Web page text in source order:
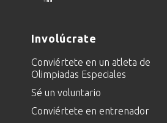
Involúcrate
Conviértete en un atleta de
Olimpiadas Especiales
Sé un voluntario
Conviértete en entrenador